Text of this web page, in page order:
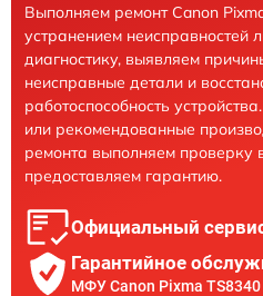
Выполняем ремонт Canon
устранением неисправностей
диагностику, выявляем
неисправные детали и
работоспособность
или рекомендованные
ремонта выполняем проверку
предоставляем гарантию.
Официальный
Гарантийное
МФУ Canon Pixma TS8340